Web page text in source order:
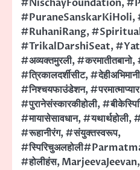
#NischayFoundation,
#PuraneSanskarKiHoli,
#RuhaniRang,
#TrikalDarshiSeat,
#अव्यक्तमुरली,#करमातीतबानो,
#त्रिकालदर्शीसीट,#देहीअभिमानी
#निश्चयफाउंडेशन,#परमात्माप्यार
#पुरानेसंस्कारकीहोली,
#मायासेसावधान,#यथार्थहोली,
#रूहानीरंग,#संयुक्तस्वरूप,
#होलीहंस,MarjeevaJeevan